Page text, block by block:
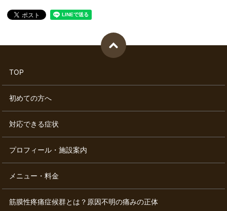
TOP
初めての方へ
対応できる症状
プロフィール・施設案内
メニュー・料金
筋膜性疼痛症候群とは？原因不明の痛みの正体